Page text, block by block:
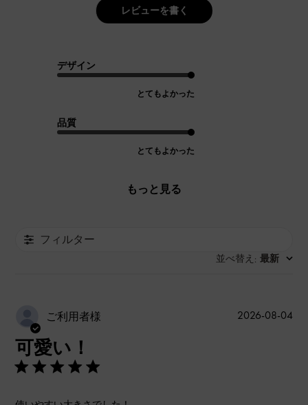
レビューを書く
デザイン
とてもよかった
品質
とてもよかった
もっと見る
フィルター
並べ替え : 最新
ご利用者様
可愛い！
公
2026-08-04